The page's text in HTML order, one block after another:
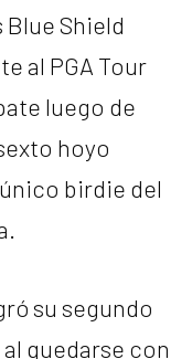
Shield
al PGA Tour
luego de
hoyo
birdie del
su segundo
quedarse con